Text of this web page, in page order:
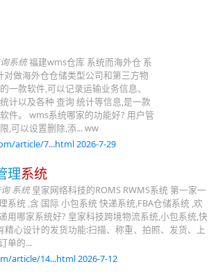
系统福建wms仓库 系统而海外仓 系
对做海外仓仓储类型公司和第三方物
一款软件,可以记录运输业务信息、
计以及各种 查询 统计等信息,是一款
件。 wms系统哪家的功能好? 用户管
,可以设置删除,添... ww
article/7...html 2026-7-29
理系统
系统皇家网络科技的ROMS RWMS系统 第一家一
系统 ,含 国际 小包系统 快递系统,FBA仓储系统 ,欢
用哪家系统好? 皇家科技跨境物流系统,小包系统,快
精心设计的发货功能:扫描、称重、拍照、发货、上
单的...
article/14...html 2026-7-12